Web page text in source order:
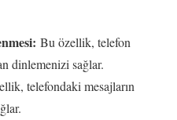
Bu özellik, telefon
dinlemenizi sağlar.
telefondaki mesajların